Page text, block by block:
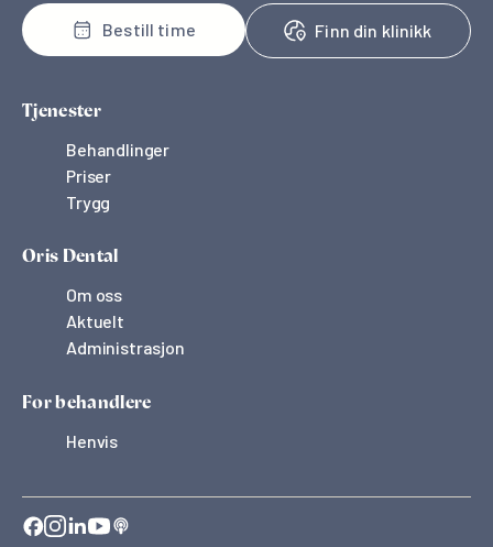
Bestill time Finn din klinikk
Tjenester
Behandlinger
Priser
Trygg
Oris Dental
Om oss
Aktuelt
Administrasjon
For behandlere
Henvis